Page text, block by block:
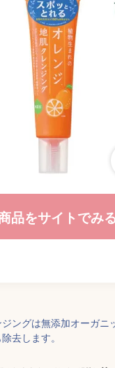
品をサイトでみ
ングは無添加オーガニ
去します。